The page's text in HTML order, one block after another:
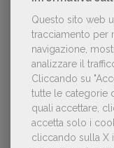
Questo sito web
tracciamento per
navigazione,
analizzare il
Cliccando su
tutte le categorie
quali accettare,
accetta solo i
cliccando sulla X
Kobo ha
sospetto
«La voce
manager